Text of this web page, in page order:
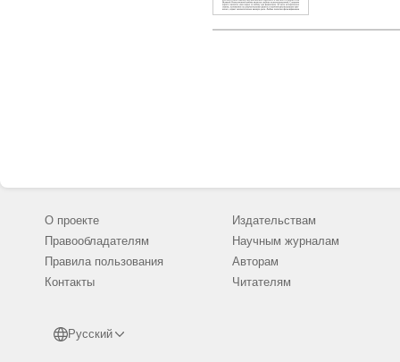
О проекте
Правообладателям
Правила пользования
Контакты
Русский
Издательствам
Научным журналам
Авторам
Читателям